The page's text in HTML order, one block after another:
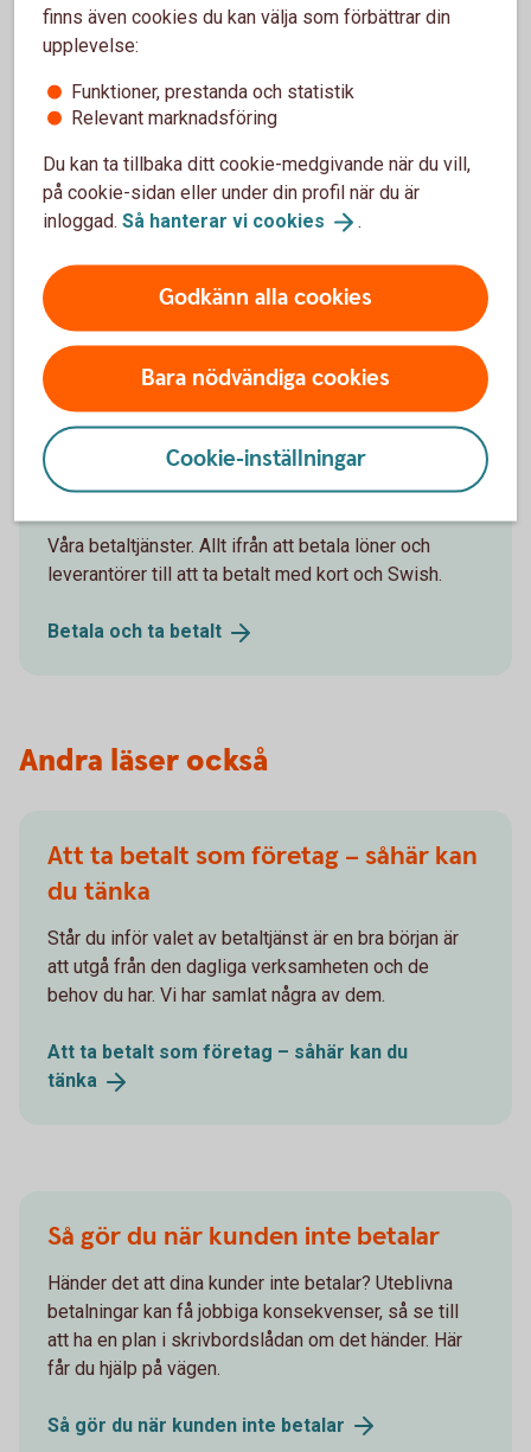
Jörgen Kennemar
Ladda ner bild
Betala och ta betalt – tjänster
för företagare
Våra betaltjänster. Allt ifrån att betala löner och
leverantörer till att ta betalt med kort och Swish.
Betala och ta betalt
Andra läser också
Att ta betalt som företag – såhär kan
du tänka
Står du inför valet av betaltjänst är en bra början är
att utgå från den dagliga verksamheten och de
behov du har. Vi har samlat några av dem.
Att ta betalt som företag – såhär kan du
tänka
Så gör du när kunden inte betalar
Händer det att dina kunder inte betalar? Uteblivna
betalningar kan få jobbiga konsekvenser, så se till
att ha en plan i skrivbordslådan om det händer. Här
får du hjälp på vägen.
Så gör du när kunden inte betalar
finns även cookies du kan välja som förbättrar din
upplevelse:
Funktioner, prestanda och statistik
Relevant marknadsföring
Du kan ta tillbaka ditt cookie-medgivande när du vill,
på cookie-sidan eller under din profil när du är
inloggad. Så hanterar vi cookies .
Godkänn alla cookies
Bara nödvändiga cookies
Cookie-inställningar